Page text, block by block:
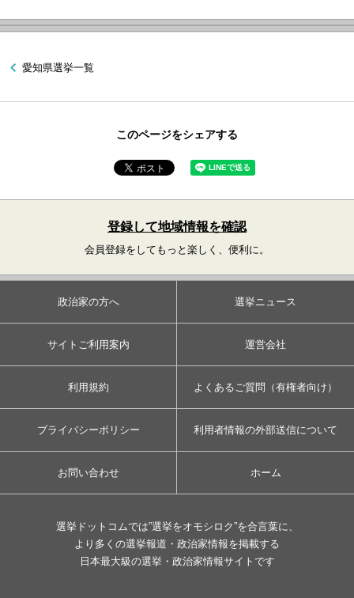
愛知県選挙一覧
このページをシェアする
登録して地域情報を確認
会員登録をしてもっと楽しく、便利に。
政治家の方へ 選挙ニュース
サイトご利用案内 運営会社
利用規約 よくあるご質問（有権者向け）
プライバシーポリシー 利用者情報の外部送信について
お問い合わせ ホーム
選挙ドットコムでは”選挙をオモシロク”を合言葉に、
より多くの選挙報道・政治家情報を掲載する
日本最大級の選挙・政治家情報サイトです